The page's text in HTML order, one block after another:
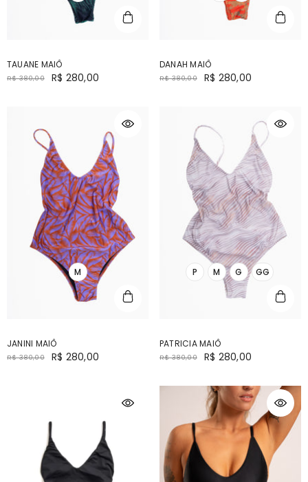
TAUANE MAIÔ
R$ 380,00 R$ 280,00
DANAH MAIÔ
R$ 380,00 R$ 280,00
M
JANINI MAIÔ
R$ 380,00 R$ 280,00
P M G GG
PATRICIA MAIÔ
R$ 380,00 R$ 280,00